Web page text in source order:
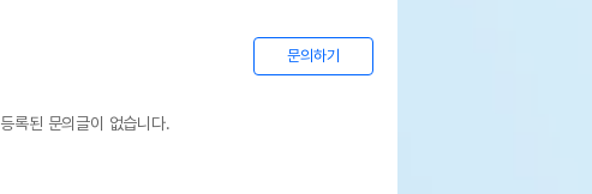
문의하기
등록된 문의글이 없습니다.